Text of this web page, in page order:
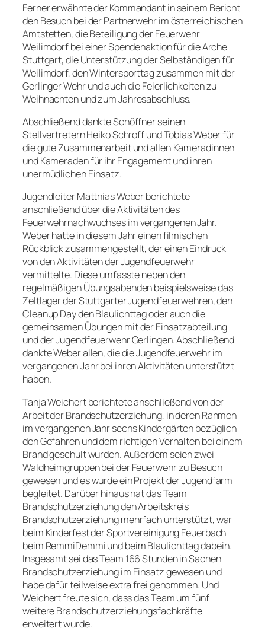
Ferner erwähnte der Kommandant in seinem Bericht
den Besuch bei der Partnerwehr im österreichischen
Amtstetten, die Beteiligung der Feuerwehr
Weilimdorf bei einer Spendenaktion für die Arche
Stuttgart, die Unterstützung der Selbständigen für
Weilimdorf, den Wintersporttag zusammen mit der
Gerlinger Wehr und auch die Feierlichkeiten zu
Weihnachten und zum Jahresabschluss.
Abschließend dankte Schöffner seinen
Stellvertretern Heiko Schroff und Tobias Weber für
die gute Zusammenarbeit und allen Kameradinnen
und Kameraden für ihr Engagement und ihren
unermüdlichen Einsatz.
Jugendleiter Matthias Weber berichtete
anschließend über die Aktivitäten des
Feuerwehrnachwuchses im vergangenen Jahr.
Weber hatte in diesem Jahr einen filmischen
Rückblick zusammengestellt, der einen Eindruck
von den Aktivitäten der Jugendfeuerwehr
vermittelte. Diese umfasste neben den
regelmäßigen Übungsabenden beispielsweise das
Zeltlager der Stuttgarter Jugendfeuerwehren, den
Cleanup Day den Blaulichttag oder auch die
gemeinsamen Übungen mit der Einsatzabteilung
und der Jugendfeuerwehr Gerlingen. Abschließend
dankte Weber allen, die die Jugendfeuerwehr im
vergangenen Jahr bei ihren Aktivitäten unterstützt
haben.
Tanja Weichert berichtete anschließend von der
Arbeit der Brandschutzerziehung, in deren Rahmen
im vergangenen Jahr sechs Kindergärten bezüglich
den Gefahren und dem richtigen Verhalten bei einem
Brand geschult wurden. Außerdem seien zwei
Waldheimgruppen bei der Feuerwehr zu Besuch
gewesen und es wurde ein Projekt der Jugendfarm
begleitet. Darüber hinaus hat das Team
Brandschutzerziehung den Arbeitskreis
Brandschutzerziehung mehrfach unterstützt, war
beim Kinderfest der Sportvereinigung Feuerbach
beim RemmiDemmi und beim Blaulichttag dabein.
Insgesamt sei das Team 166 Stunden in Sachen
Brandschutzerziehung im Einsatz gewesen und
habe dafür teilweise extra frei genommen. Und
Weichert freute sich, dass das Team um fünf
weitere Brandschutzerziehungsfachkräfte
erweitert wurde.